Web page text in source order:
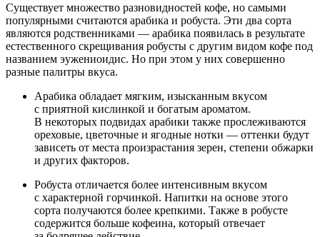
Существует множество разновидностей кофе, но самыми
популярными считаются арабика и робуста. Эти два сорта
являются родственниками — арабика появилась в результате
естественного скрещивания робусты с другим видом кофе под
названием эужениоидис. Но при этом у них совершенно
разные палитры вкуса.
Арабика обладает мягким, изысканным вкусом
с приятной кислинкой и богатым ароматом.
В некоторых подвидах арабики также прослеживаются
ореховые, цветочные и ягодные нотки — оттенки будут
зависеть от места произрастания зерен, степени обжарки
и других факторов.
Робуста отличается более интенсивным вкусом
с характерной горчинкой. Напитки на основе этого
сорта получаются более крепкими. Также в робусте
содержится больше кофеина, который отвечает